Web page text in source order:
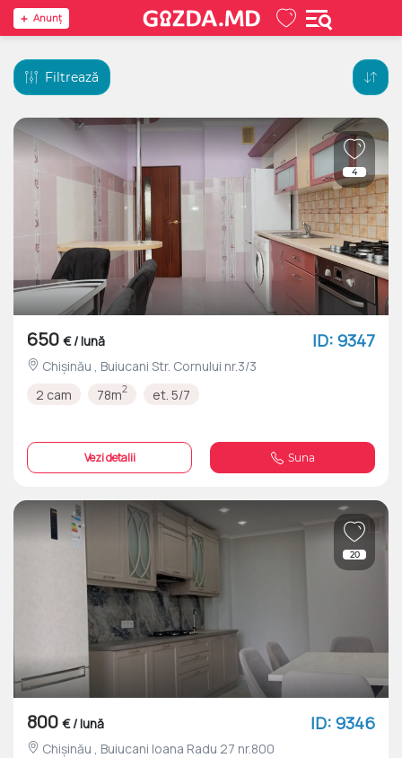
Anunţ
Filtrează
4
650 € / lună ID: 9347
Chișinău , Buiucani Str. Cornului nr.3/3
2 cam
78m2 et. 5/7
Vezi detalii Suna
20
800 € / lună ID: 9346
Chișinău , Buiucani Ioana Radu 27 nr.800